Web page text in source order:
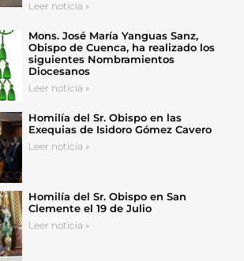
Leer noticia »
Mons. José María Yanguas Sanz,
Obispo de Cuenca, ha realizado los
siguientes Nombramientos
Diocesanos
Leer noticia »
Homilía del Sr. Obispo en las
Exequias de Isidoro Gómez Cavero
Leer noticia »
Homilía del Sr. Obispo en San
Clemente el 19 de Julio
Leer noticia »